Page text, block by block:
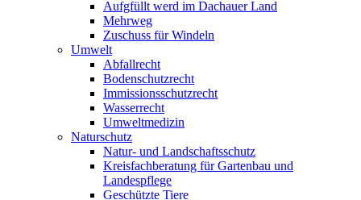
Aufgfüllt werd im Dachauer Land
Mehrweg
Zuschuss für Windeln
Umwelt
Abfallrecht
Bodenschutzrecht
Immissionsschutzrecht
Wasserrecht
Umweltmedizin
Naturschutz
Natur- und Landschaftsschutz
Kreisfachberatung für Gartenbau und
Landespflege
Geschützte Tiere